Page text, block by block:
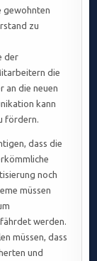
gewohnten
zu
der
die
an die neuen
kann
fördern.
dass die
noch
müssen
werden.
müssen, dass
und